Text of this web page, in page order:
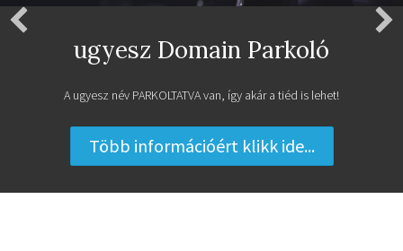
Legyen Ingyen Weboldalad
Ingyenes weboldal a MiniPortál, weboldal készítő rendszerrel!
Regisztrálok egy ingyenes weboldalt ...